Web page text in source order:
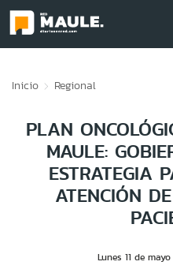
Inicio Regional
PLAN
MAULE:
ESTRATEGIA
ATENCIÓN
Lunes 11 de